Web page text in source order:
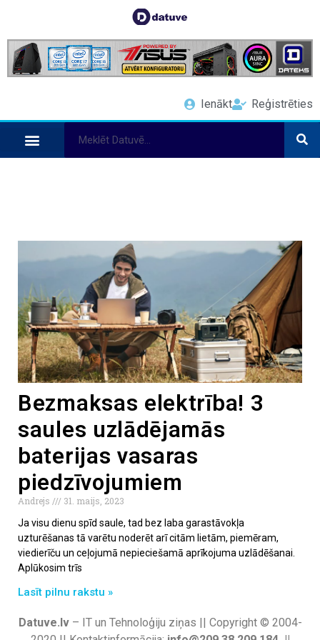
Ienākt Reģistrēties
Bezmaksas elektrība! 3
saules uzlādējamās
baterijas vasaras
piedzīvojumiem
Andrejs
31. maijs, 2023
Ja visu dienu spīd saule, tad bez laba garastāvokļa
uzturēšanas tā varētu noderēt arī citām lietām, piemēram,
viedierīču un ceļojumā nepieciešamā aprīkojuma uzlādēšanai.
Aplūkosim trīs
Lasīt pilnu rakstu »
Datuve.lv– IT un Tehnoloģiju ziņas || Copyright © 2004-